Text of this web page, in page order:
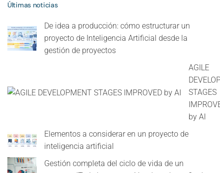
Últimas noticias
De idea a producción: cómo estructurar un
proyecto de Inteligencia Artificial desde la
gestión de proyectos
AGILE
STAGES
by AI
Elementos a considerar en un proyecto de
inteligencia artificial
Gestión completa del ciclo de vida de un